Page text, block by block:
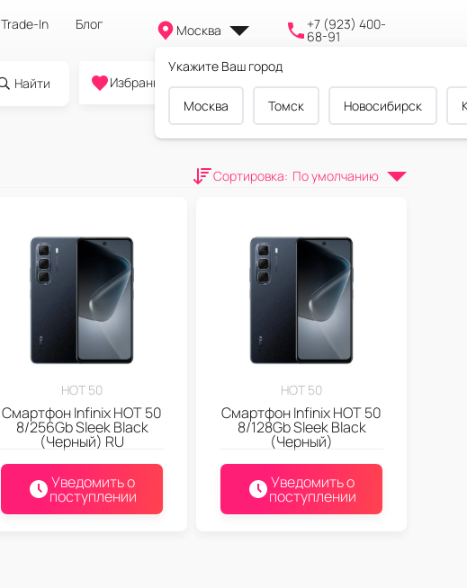
Trade-In Блог Москва
Укажите Ваш город
Москва Томск Новосибирск
+7 (923) 400-
68-91
Найти
0
Избранное Cравнение Корзина
Сортировка: По умолчанию
HOT 50
Смартфон Infinix HOT 50
8/256Gb Sleek Black
(Черный) RU
Уведомить о
поступлении
HOT 50
Смартфон Infinix HOT 50
8/128Gb Sleek Black
(Черный)
Уведомить о
поступлении